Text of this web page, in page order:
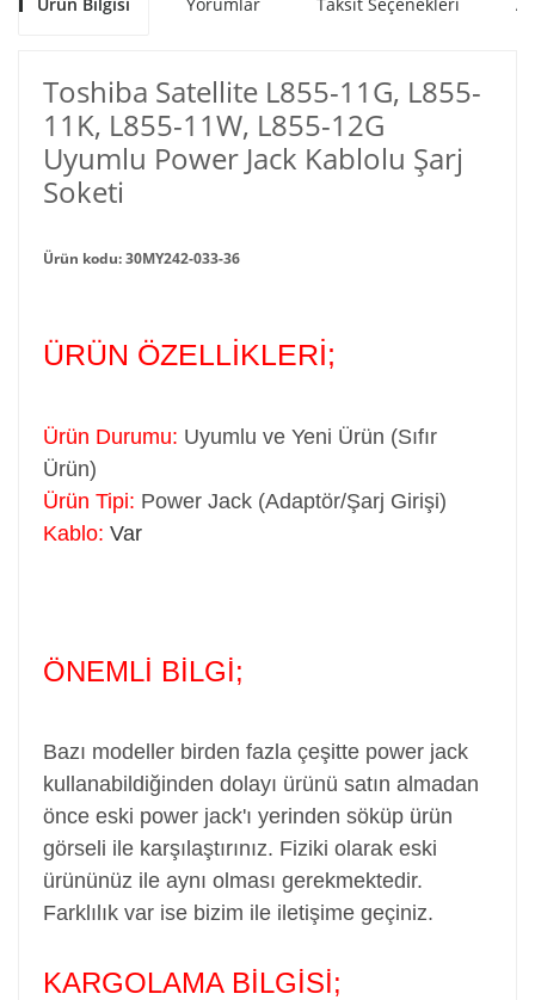
Toshiba Satellite L855-11G, L855-
11K, L855-11W, L855-12G
Uyumlu Power Jack Kablolu Şarj
Soketi
Ürün kodu: 30MY242-033-36
ÜRÜN ÖZELLİKLERİ;
Ürün Durumu: Uyumlu ve Yeni Ürün (Sıfır
Ürün)
Ürün Tipi: Power Jack (Adaptör/Şarj Girişi)
Kablo: Var
ÖNEMLİ BİLGİ;
Bazı modeller birden fazla çeşitte power jack
kullanabildiğinden dolayı ürünü satın almadan
önce eski power jack'ı yerinden söküp ürün
görseli ile karşılaştırınız. Fiziki olarak eski
ürününüz ile aynı olması gerekmektedir.
Farklılık var ise bizim ile iletişime geçiniz.
KARGOLAMA BİLGİSİ;